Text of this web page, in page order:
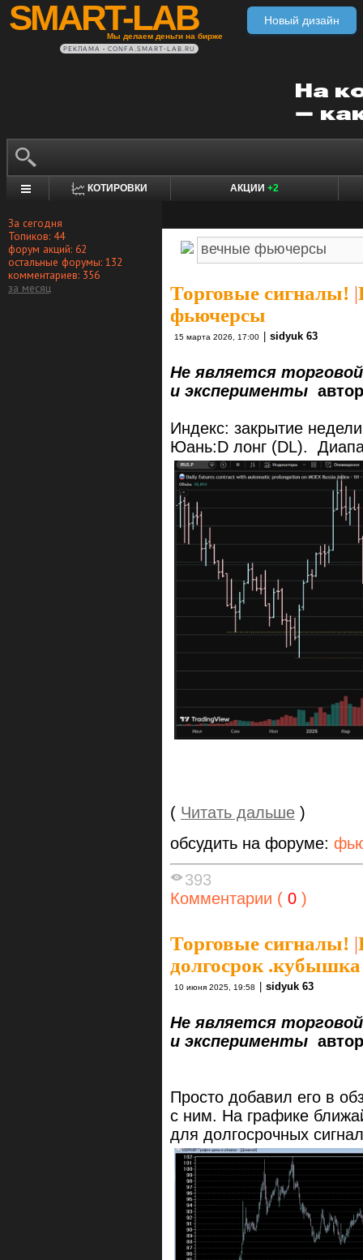
SMART-LAB
Мы делаем деньги на бирже
Новый дизайн
РЕКЛАМА • CONFA.SMART-LAB.RU
КОТИРОВКИ АКЦИИ +2
За сегодня
Топиков: 44
форум акций: 62
остальные форумы: 132
комментариев: 356
за месяц
Торговые сигналы! |
фьючерсы
15 марта 2026, 17:00 sidyuk 63
Не является
и эксперименты
Индекс: закрытие
Юань:D лонг (DL).
( Читать дальше )
обсудить на форуме:
393
Комментарии ( 0 )
Торговые сигналы! |
долгосрок .кубышка
10 июня 2025, 19:58 | sidyuk 63
Не является
и эксперименты
Просто добавил его в
с ним. На графике
для долгосрочных